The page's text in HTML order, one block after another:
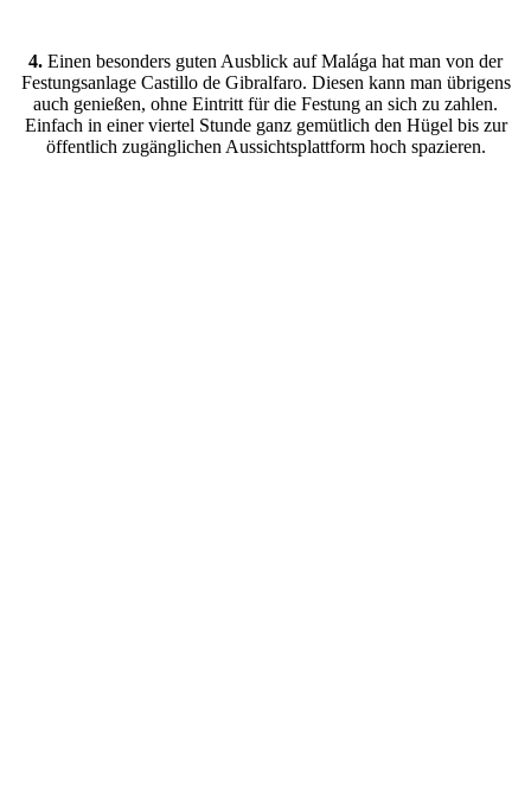
4. Einen besonders guten Ausblick auf Malága hat man von der
Festungsanlage Castillo de Gibralfaro. Diesen kann man übrigens
auch genießen, ohne Eintritt für die Festung an sich zu zahlen.
Einfach in einer viertel Stunde ganz gemütlich den Hügel bis zur
öffentlich zugänglichen Aussichtsplattform hoch spazieren.